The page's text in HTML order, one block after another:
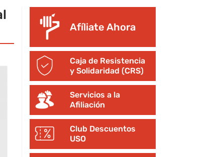
Afíliate Ahora
Caja de Resistencia
y Solidaridad (CRS)
Servicios a la
Afiliación
Club Descuentos
USO